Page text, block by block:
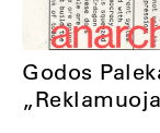
Godos